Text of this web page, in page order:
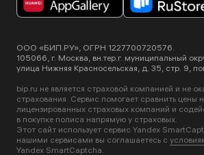
ООО «БИП.РУ», ОГРН 1227700720576.
105066, г. Москва, вн.тер.г. муниципальный
улица Нижняя Красносельская, д. 35, стр. 9,
bip.ru не является страховой компанией и не
страхования. Сервис помогает сравнить
лицензированных страховых компаний и
в покупке полиса напрямую у страховых.
Этот сайт использует сервис Yandex
нашими сервисами вы соглашаетесь с
Yandex SmartCaptcha.